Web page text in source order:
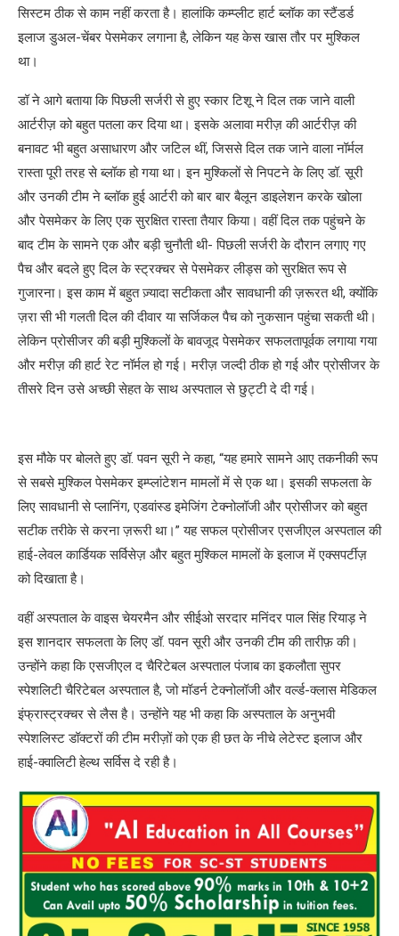
सिस्टम ठीक से काम नहीं करता है। हालांकि कम्प्लीट हार्ट ब्लॉक का स्टैंडर्ड
इलाज डुअल-चेंबर पेसमेकर लगाना है, लेकिन यह केस खास तौर पर मुश्किल
था।
डॉ ने आगे बताया कि पिछली सर्जरी से हुए स्कार टिशू ने दिल तक जाने वाली
आर्टरीज़ को बहुत पतला कर दिया था। इसके अलावा मरीज़ की आर्टरीज़ की
बनावट भी बहुत असाधारण और जटिल थीं, जिससे दिल तक जाने वाला नॉर्मल
रास्ता पूरी तरह से ब्लॉक हो गया था। इन मुश्किलों से निपटने के लिए डॉ. सूरी
और उनकी टीम ने ब्लॉक हुई आर्टरी को बार बार बैलून डाइलेशन करके खोला
और पेसमेकर के लिए एक सुरक्षित रास्ता तैयार किया। वहीं दिल तक पहुंचने के
बाद टीम के सामने एक और बड़ी चुनौती थी- पिछली सर्जरी के दौरान लगाए गए
पैच और बदले हुए दिल के स्ट्रक्चर से पेसमेकर लीड्स को सुरक्षित रूप से
गुजारना। इस काम में बहुत ज़्यादा सटीकता और सावधानी की ज़रूरत थी, क्योंकि
ज़रा सी भी गलती दिल की दीवार या सर्जिकल पैच को नुकसान पहुंचा सकती थी।
लेकिन प्रोसीजर की बड़ी मुश्किलों के बावजूद पेसमेकर सफलतापूर्वक लगाया गया
और मरीज़ की हार्ट रेट नॉर्मल हो गई। मरीज़ जल्दी ठीक हो गई और प्रोसीजर के
तीसरे दिन उसे अच्छी सेहत के साथ अस्पताल से छुट्टी दे दी गई।
इस मौके पर बोलते हुए डॉ. पवन सूरी ने कहा, “यह हमारे सामने आए तकनीकी रूप
से सबसे मुश्किल पेसमेकर इम्प्लांटेशन मामलों में से एक था। इसकी सफलता के
लिए सावधानी से प्लानिंग, एडवांस्ड इमेजिंग टेक्नोलॉजी और प्रोसीजर को बहुत
सटीक तरीके से करना ज़रूरी था।” यह सफल प्रोसीजर एसजीएल अस्पताल की
हाई-लेवल कार्डियक सर्विसेज़ और बहुत मुश्किल मामलों के इलाज में एक्सपर्टीज़
को दिखाता है।
वहीं अस्पताल के वाइस चेयरमैन और सीईओ सरदार मनिंदर पाल सिंह रियाड़ ने
इस शानदार सफलता के लिए डॉ. पवन सूरी और उनकी टीम की तारीफ़ की।
उन्होंने कहा कि एसजीएल द चैरिटेबल अस्पताल पंजाब का इकलौता सुपर
स्पेशलिटी चैरिटेबल अस्पताल है, जो मॉडर्न टेक्नोलॉजी और वर्ल्ड-क्लास मेडिकल
इंफ्रास्ट्रक्चर से लैस है। उन्होंने यह भी कहा कि अस्पताल के अनुभवी
स्पेशलिस्ट डॉक्टरों की टीम मरीज़ों को एक ही छत के नीचे लेटेस्ट इलाज और
हाई-क्वालिटी हेल्थ सर्विस दे रही है।